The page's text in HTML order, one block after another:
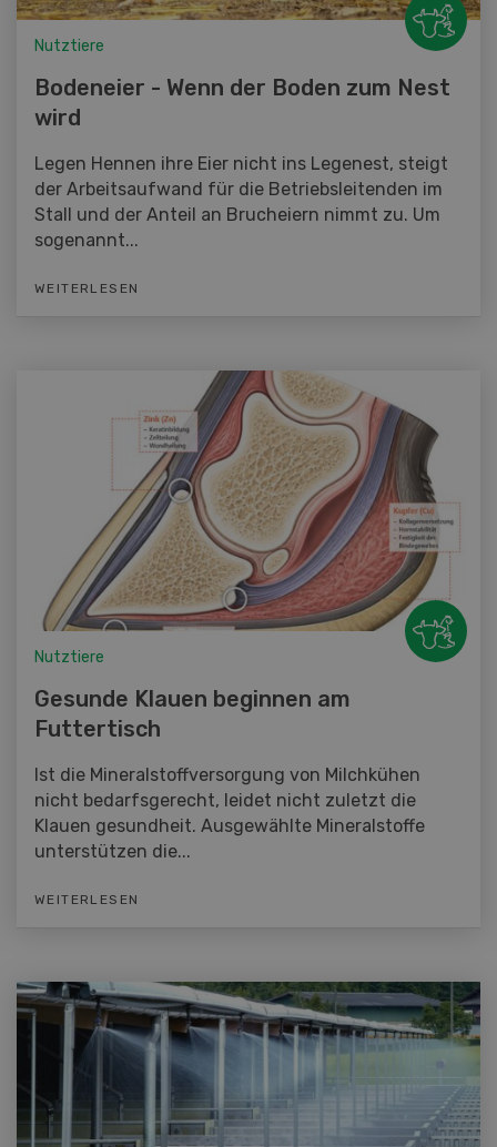
Nutztiere
Bodeneier - Wenn der Boden zum Nest
wird
Legen Hennen ihre Eier nicht ins Legenest, steigt
der Arbeitsaufwand für die Betriebsleitenden im
Stall und der Anteil an Brucheiern nimmt zu. Um
sogenannt...
WEITERLESEN
Nutztiere
Gesunde Klauen beginnen am
Futtertisch
Ist die Mineralstoffversorgung von Milchkühen
nicht bedarfsgerecht, leidet nicht zuletzt die
Klauen gesundheit. Ausgewählte Mineralstoffe
unterstützen die...
WEITERLESEN